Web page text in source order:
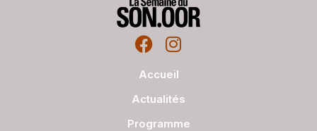
Accueil
Actualités
Programme